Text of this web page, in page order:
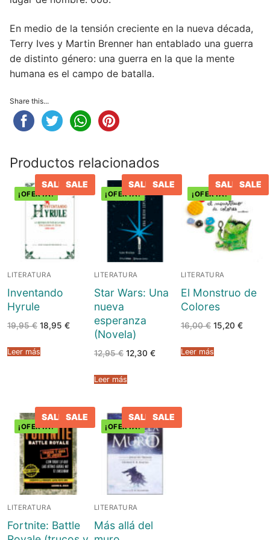
En medio de la tensión creciente en la nueva década,
Terry Ives y Martin Brenner han entablado una guerra
de distinto género: una guerra en la que la mente
humana es el campo de batalla.
Share this...
Productos relacionados
¡OFERTA!
LITERATURA
SALE SALE
Inventando
Hyrule
19,95€ El
precio
era:
19,95 €.
18,95 €El
18,95 €.
Leer más
¡OFERTA!
LITERATURA
SALE SALE
Star Wars: Una
nueva
esperanza
(Novela)
12,95€ El
precio
era:
12,95 €.
12,30 €El
Leer más
¡OFERTA!
LITERATURA
SALE SALE
El Monstruo de
Colores
16,00€ El
precio
era:
16,00 €.
15,20 €El
Leer más
¡OFERTA!
LITERATURA
SALE SALE
Fortnite: Battle
¡OFERTA!
LITERATURA
SALE SALE
Más allá del